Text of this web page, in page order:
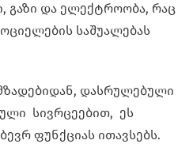
გაზი და ელექტროობა, რაც
საშუალებას
დასრულებული
სივრცეებით, ეს
ფუნქციას ითავსებს.